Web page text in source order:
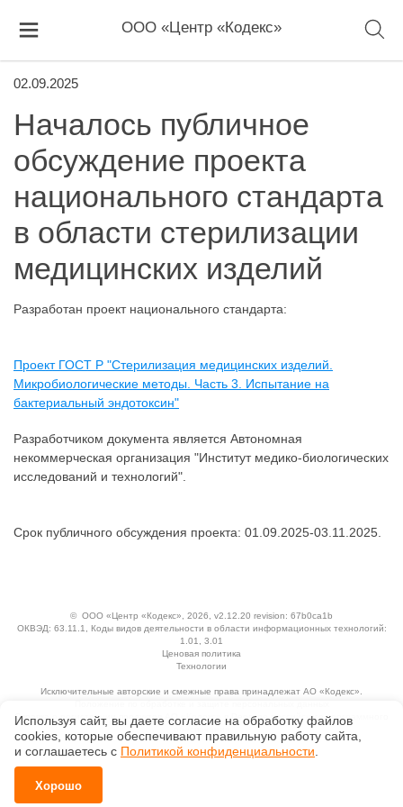
ООО «Центр «Кодекс»
02.09.2025
Началось публичное
обсуждение проекта
национального стандарта
в области стерилизации
медицинских изделий
Разработан проект национального стандарта:
Проект ГОСТ Р "Стерилизация медицинских изделий.
Микробиологические методы. Часть 3. Испытание на
бактериальный эндотоксин"
Разработчиком документа является Автономная
некоммерческая организация "Институт медико-биологических
исследований и технологий".
Срок публичного обсуждения проекта: 01.09.2025-03.11.2025.
© ООО «Центр «Кодекс» , 2026, v2.12.20 revision: 67b0ca1b
ОКВЭД: 63.11.1, Коды видов деятельности в области информационных технологий:
1.01, 3.01
Ценовая политика
Технологии
Исключительные авторские и смежные права принадлежат АО «Кодекс».
Справка о регистрации продуктов АО «Кодекс» в Реестре российского программного
Используя сайт, вы даете согласие на обработку файлов
сооkiеs, которые обеспечивают правильную работу сайта,
и соглашаетесь с Политикой конфиденциальности
Хорошо